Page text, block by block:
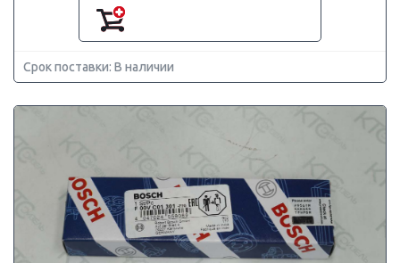
Срок поставки: В наличии